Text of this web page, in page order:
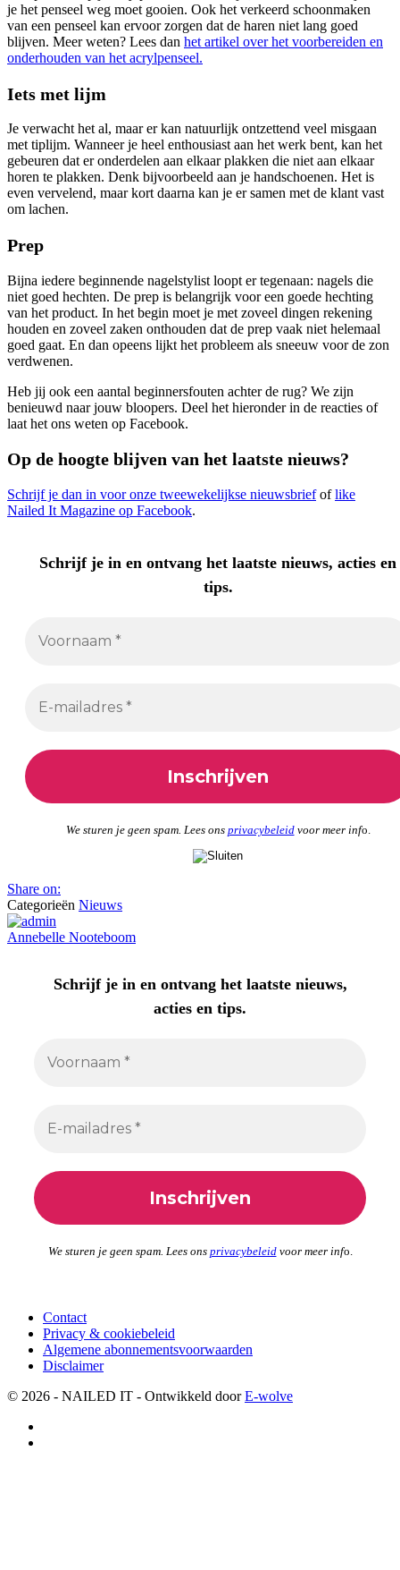
je het penseel weg moet gooien. Ook het verkeerd schoonmaken
van een penseel kan ervoor zorgen dat de haren niet lang goed
blijven. Meer weten? Lees dan het artikel over het voorbereiden en
onderhouden van het acrylpenseel.
Iets met lijm
Je verwacht het al, maar er kan natuurlijk ontzettend veel misgaan
met tiplijm. Wanneer je heel enthousiast aan het werk bent, kan het
gebeuren dat er onderdelen aan elkaar plakken die niet aan elkaar
horen te plakken. Denk bijvoorbeeld aan je handschoenen. Het is
even vervelend, maar kort daarna kan je er samen met de klant vast
om lachen.
Prep
Bijna iedere beginnende nagelstylist loopt er tegenaan: nagels die
niet goed hechten. De prep is belangrijk voor een goede hechting
van het product. In het begin moet je met zoveel dingen rekening
houden en zoveel zaken onthouden dat de prep vaak niet helemaal
goed gaat. En dan opeens lijkt het probleem als sneeuw voor de zon
verdwenen.
Heb jij ook een aantal beginnersfouten achter de rug? We zijn
benieuwd naar jouw bloopers. Deel het hieronder in de reacties of
laat het ons weten op Facebook.
Op de hoogte blijven van het laatste nieuws?
Schrijf je dan in voor onze tweewekelijkse nieuwsbriefoflike
Nailed It Magazine op Facebook.
Schrijf je in en ontvang het laatste nieuws, acties en
tips.
We sturen je geen spam. Lees ons privacybeleidvoor meer info.
Share on:
Categorieën Nieuws
Annebelle Nooteboom
Schrijf je in en ontvang het laatste nieuws,
acties en tips.
We sturen je geen spam. Lees ons privacybeleidvoor meer info.
Contact
Privacy & cookiebeleid
Algemene abonnementsvoorwaarden
Disclaimer
© 2026 - NAILED IT - Ontwikkeld doorE-wolve